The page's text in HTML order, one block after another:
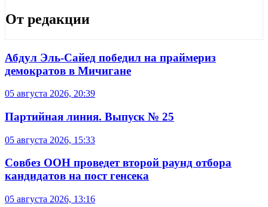
От редакции
Абдул Эль-Сайед победил на праймериз
демократов в Мичигане
05 августа 2026, 20:39
Партийная линия. Выпуск № 25
05 августа 2026, 15:33
Совбез ООН проведет второй раунд отбора
кандидатов на пост генсека
05 августа 2026, 13:16